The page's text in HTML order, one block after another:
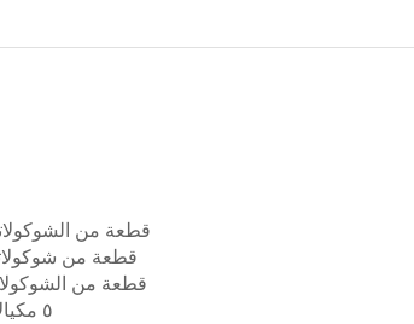
قطعة من الشوكولاتة البيضاء ١٠٠ جم،
قطعة من شوكولاتة الحليب ١٠٠ جم،
قطعة من الشوكولاتة الداكنة ١٠٠ جم،
٥ مكيالات من